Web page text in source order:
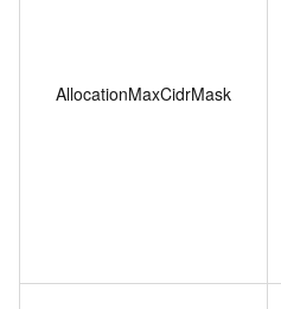
AllocationMaxCidrMask